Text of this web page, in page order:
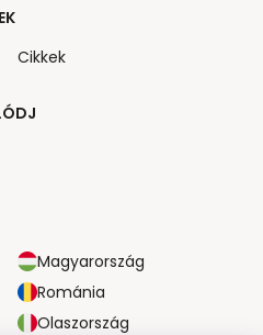
Magyarország
Románia
Olaszország
Cikkek